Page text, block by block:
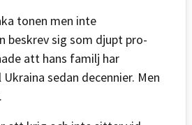
tonen men inte
beskrev sig som djupt pro-
att hans familj har
sedan decennier. Men